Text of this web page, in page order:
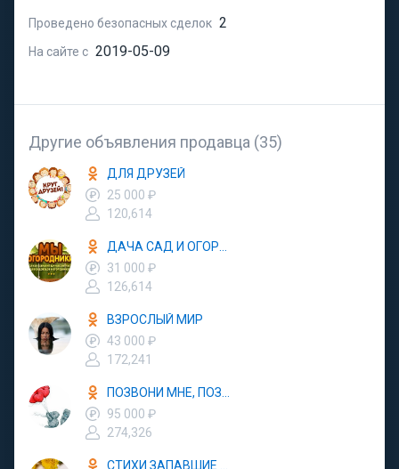
Проведено безопасных сделок 2
На сайте с 2019-05-09
Другие объявления продавца (35)
ДЛЯ ДРУЗЕЙ
25 000 ₽
120,614
31 000 ₽
126,614
ВЗРОСЛЫЙ МИР
43 000 ₽
172,241
95 000 ₽
274,326